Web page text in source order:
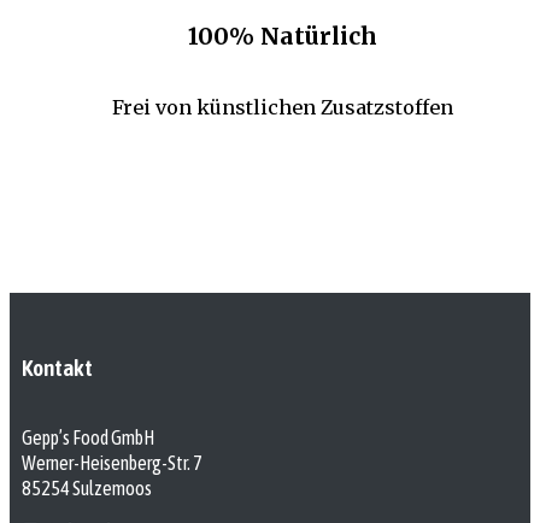
100% Natürlich
Frei von künstlichen Zusatzstoffen
Kontakt
Gepp’s Food GmbH
Werner-Heisenberg-Str. 7
85254 Sulzemoos